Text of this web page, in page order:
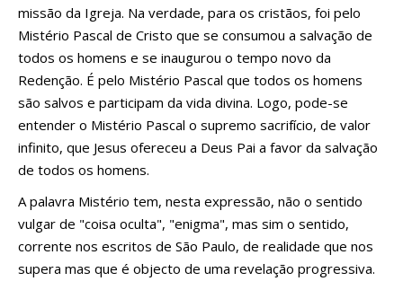
missão da Igreja. Na verdade, para os cristãos, foi pelo
Mistério Pascal de Cristo que se consumou a salvação de
todos os homens e se inaugurou o tempo novo da
Redenção. É pelo Mistério Pascal que todos os homens
são salvos e participam da vida divina. Logo, pode-se
entender o Mistério Pascal o supremo sacrifí­cio, de valor
infinito, que Jesus ofereceu a Deus Pai a favor da salvação
de todos os homens.
A palavra Mistério tem, nesta expressão, não o sentido
vulgar de "coisa oculta", "enigma", mas sim o sentido,
corrente nos escritos de São Paulo, de realidade que nos
supera mas que é objecto de uma revelação progressiva.